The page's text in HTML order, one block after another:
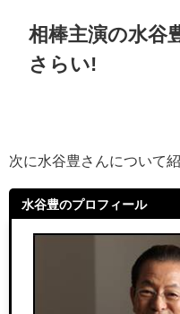
相棒主演の水谷
さらい!
次に水谷豊さんについて
水谷豊のプロフィール